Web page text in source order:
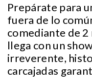
Prepárate para
fuera de lo
comediante de
llega con un
irreverente,
carcajadas